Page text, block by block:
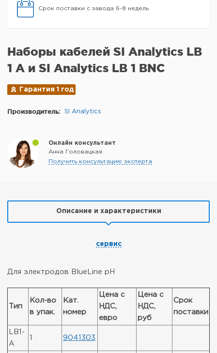
Срок поставки с завода 6-8 недель
Наборы кабелей SI Analytics LB
1 A и SI Analytics LB 1 BNC
Гарантия 1 год
Производитель: SI Analytics
Онлайн консультант
Анна Головацкая
Получить консультацию эксперта
Описание и характеристики
сервис
Для электродов BlueLine pH
Тип
Кол-во
в упак.
Кат.
номер
Цена с
НДС,
евро
Цена с
НДС,
руб
Срок
поставки
LB1-
A
1 9041303